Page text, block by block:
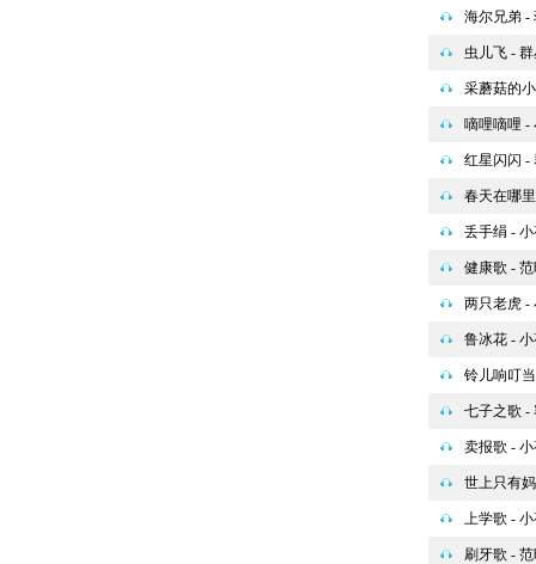
海尔兄弟 -
虫儿飞 -
采蘑菇的
嘀哩嘀哩 -
红星闪闪 -
春天在哪
丢手绢 -
健康歌 -
两只老虎 -
鲁冰花 -
铃儿响叮
七子之歌 -
卖报歌 -
世上只有
上学歌 -
刷牙歌 -